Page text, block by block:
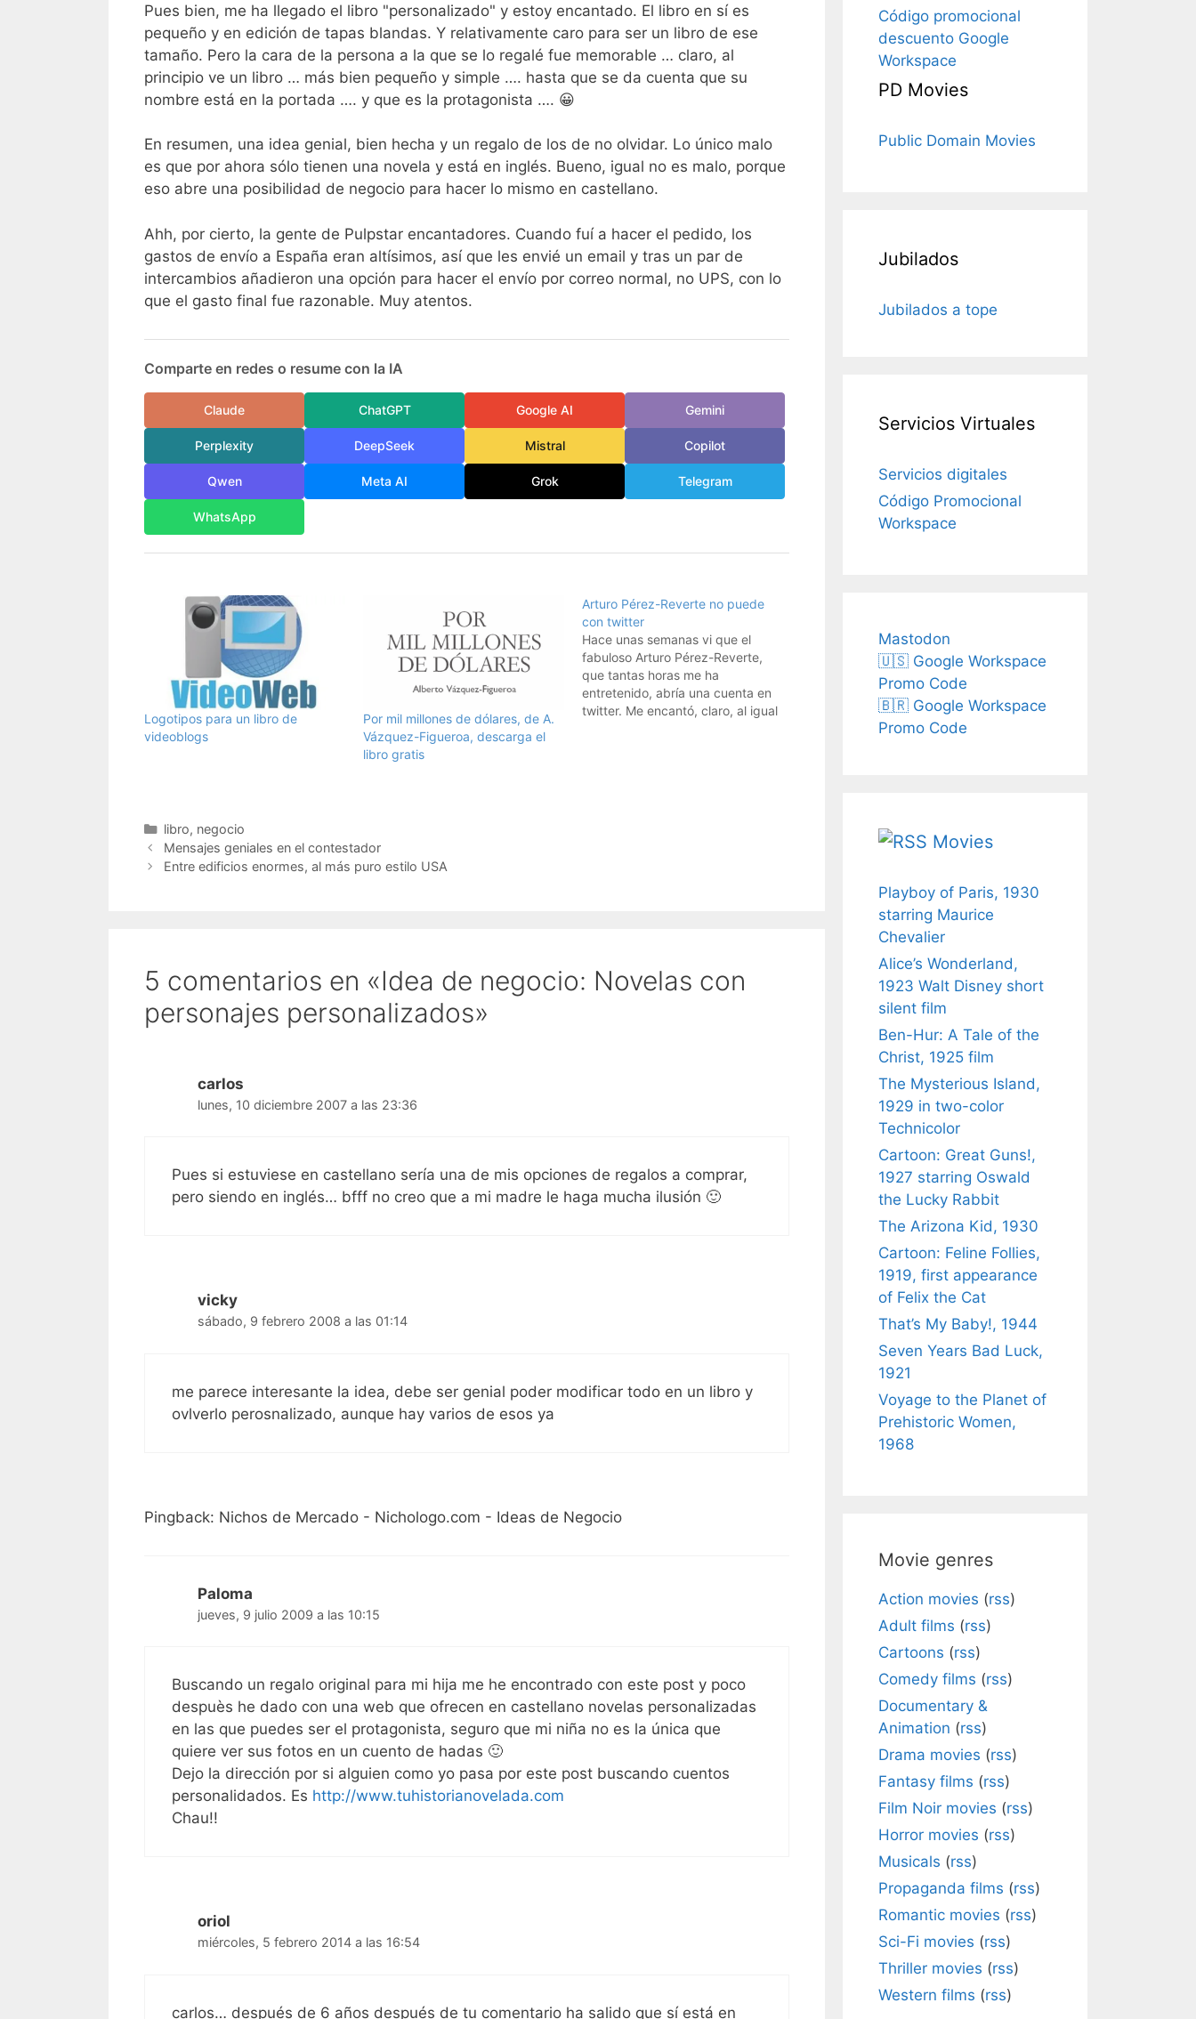
Pues bien, me ha llegado el libro "personalizado" y estoy encantado. El libro en sí es
pequeño y en edición de tapas blandas. Y relativamente caro para ser un libro de ese
tamaño. Pero la cara de la persona a la que se lo regalé fue memorable … claro, al
principio ve un libro … más bien pequeño y simple …. hasta que se da cuenta que su
nombre está en la portada …. y que es la protagonista …. 😀
En resumen, una idea genial, bien hecha y un regalo de los de no olvidar. Lo único malo
es que por ahora sólo tienen una novela y está en inglés. Bueno, igual no es malo, porque
eso abre una posibilidad de negocio para hacer lo mismo en castellano.
Ahh, por cierto, la gente de Pulpstar encantadores. Cuando fuí a hacer el pedido, los
gastos de envío a España eran altísimos, así que les envié un email y tras un par de
intercambios añadieron una opción para hacer el envío por correo normal, no UPS, con lo
que el gasto final fue razonable. Muy atentos.
Comparte en redes o resume con la IA
Claude ChatGPT Google AI Gemini
Perplexity DeepSeek Mistral Copilot
Qwen Meta AI Grok Telegram
WhatsApp
Logotipos para un libro de
videoblogs
Por mil millones de dólares, de A.
Vázquez-Figueroa, descarga el
libro gratis
Arturo Pérez-Reverte no puede
con twitter
Hace unas semanas vi que el
fabuloso Arturo Pérez-Reverte,
que tantas horas me ha
entretenido, abría una cuenta en
twitter. Me encantó, claro, al igual
Categorías
libro, negocio
Mensajes geniales en el contestador
Entre edificios enormes, al más puro estilo USA
5 comentarios en «Idea de negocio: Novelas con
personajes personalizados»
carlos
lunes, 10 diciembre 2007 a las 23:36
Pues si estuviese en castellano sería una de mis opciones de regalos a comprar,
pero siendo en inglés… bfff no creo que a mi madre le haga mucha ilusión 🙂
vicky
sábado, 9 febrero 2008 a las 01:14
me parece interesante la idea, debe ser genial poder modificar todo en un libro y
ovlverlo perosnalizado, aunque hay varios de esos ya
Pingback: Nichos de Mercado - Nichologo.com - Ideas de Negocio
Paloma
jueves, 9 julio 2009 a las 10:15
Buscando un regalo original para mi hija me he encontrado con este post y poco
despuès he dado con una web que ofrecen en castellano novelas personalizadas
en las que puedes ser el protagonista, seguro que mi niña no es la única que
quiere ver sus fotos en un cuento de hadas 🙂
Dejo la dirección por si alguien como yo pasa por este post buscando cuentos
personalidados. Es http://www.tuhistorianovelada.com
Chau!!
oriol
miércoles, 5 febrero 2014 a las 16:54
carlos… después de 6 años después de tu comentario ha salido que sí está en
Código promocional
descuento Google
Workspace
PD Movies
Public Domain Movies
Jubilados
Jubilados a tope
Servicios Virtuales
Servicios digitales
Código Promocional
Workspace
Mastodon
🇺🇸 Google Workspace
Promo Code
🇧🇷 Google Workspace
Promo Code
Movies
Playboy of Paris, 1930
starring Maurice
Chevalier
Alice’s Wonderland,
1923 Walt Disney short
silent film
Ben-Hur: A Tale of the
Christ, 1925 film
The Mysterious Island,
1929 in two-color
Technicolor
Cartoon: Great Guns!,
1927 starring Oswald
the Lucky Rabbit
The Arizona Kid, 1930
Cartoon: Feline Follies,
1919, first appearance
of Felix the Cat
That’s My Baby!, 1944
Seven Years Bad Luck,
1921
Voyage to the Planet of
Prehistoric Women,
1968
Movie genres
Action movies (rss)
Adult films (rss)
Cartoons (rss)
Comedy films (rss)
Documentary &
Animation (rss)
Drama movies (rss)
Fantasy films (rss)
Film Noir movies (rss)
Horror movies (rss)
Musicals (rss)
Propaganda films (rss)
Romantic movies (rss)
Sci-Fi movies (rss)
Thriller movies (rss)
Western films (rss)